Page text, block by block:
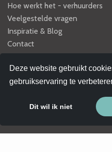
Hoe werkt het - verhuurders
Veelgestelde vragen
Inspiratie & Blog
Contact
Algemeen
Algemene voorwaarden
Samen werken met LoyaltyRide
Deze website gebruikt
gebruikservaring te
Dit wil ik niet